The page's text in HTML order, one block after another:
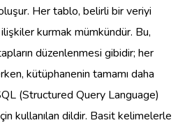
Her tablo, belirli bir veriyi
kurmak mümkündür. Bu,
düzenlenmesi gibidir; her
kütüphanenin tamamı daha
(Structured Query Language)
kullanılan dildir. Basit kelimelerle